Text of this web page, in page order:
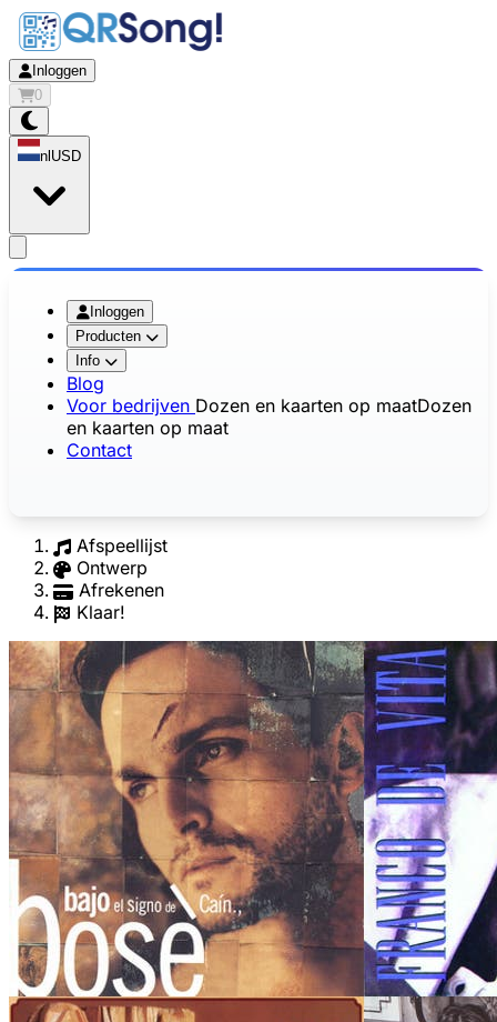
Inloggen
0
nl USD
Inloggen
Producten
Info
Blog
Voor bedrijven Dozen en kaarten op maatDozen
en kaarten op maat
Contact
Afspeellijst
Ontwerp
Afrekenen
Klaar!